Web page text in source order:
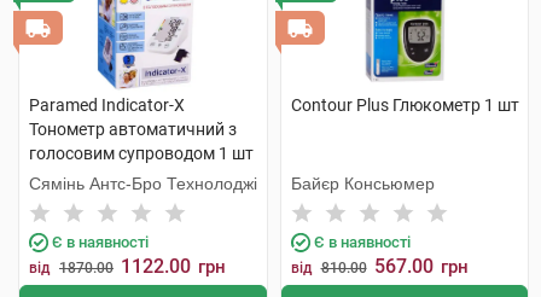
Paramed Indicator-X
Тонометр автоматичний з
голосовим супроводом 1 шт
Сямінь Антс-Бро Технолоджі
Є в наявності
від 1870.00 1122.00 грн
Contour Plus Глюкометр 1 шт
Байєр Консьюмер
Є в наявності
від 810.00 567.00 грн